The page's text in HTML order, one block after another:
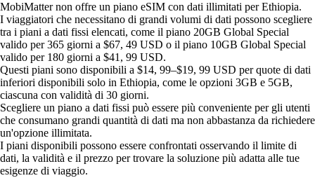
MobiMatter non offre un piano eSIM con dati illimitati per Ethiopia.
I viaggiatori che necessitano di grandi volumi di dati possono scegliere
tra i piani a dati fissi elencati, come il piano 20GB Global Special
valido per 365 giorni a $67, 49 USD o il piano 10GB Global Special
valido per 180 giorni a $41, 99 USD.
Questi piani sono disponibili a $14, 99–$19, 99 USD per quote di dati
inferiori disponibili solo in Ethiopia, come le opzioni 3GB e 5GB,
ciascuna con validità di 30 giorni.
Scegliere un piano a dati fissi può essere più conveniente per gli utenti
che consumano grandi quantità di dati ma non abbastanza da richiedere
un'opzione illimitata.
I piani disponibili possono essere confrontati osservando il limite di
dati, la validità e il prezzo per trovare la soluzione più adatta alle tue
esigenze di viaggio.